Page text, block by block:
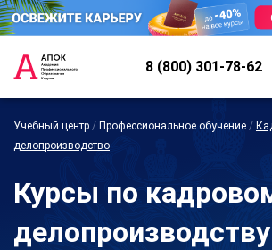
8 (800) 301-78-62
Учебный центр / Профессиональное обучение /
делопроизводство
Курсы по